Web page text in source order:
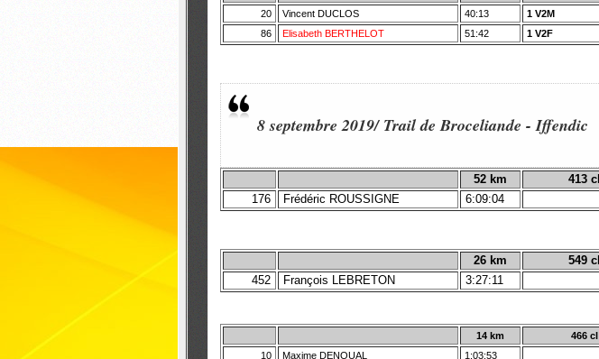
20
Vincent DUCLOS 40:13
1 V2M
86
Elisabeth BERTHELOT 51:42 1 V2F
8 septembre 2019/ Trail de Broceliande - Iffendic
52 km
413 cl
176
Frédéric ROUSSIGNE 6:09:04
26 km
549 cl
452
François LEBRETON 3:27:11
14 km
466 cl
10
Maxime DENOUAL 1:03:53